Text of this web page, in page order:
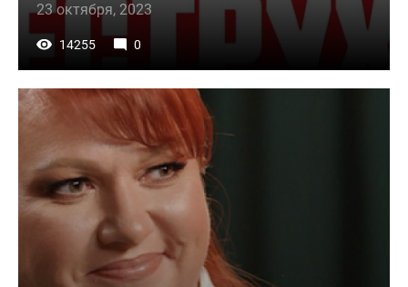
23 октября, 2023
14255 0